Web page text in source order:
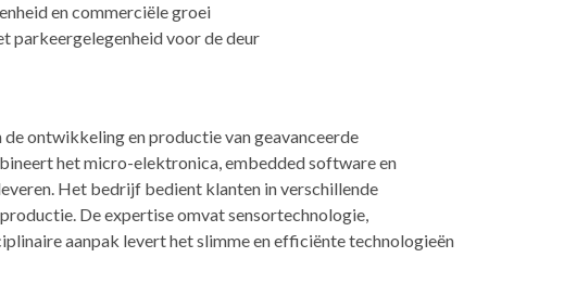
en commerciële groei
parkeergelegenheid voor de deur
ontwikkeling en productie van geavanceerde
het micro-elektronica, embedded software en
Het bedrijf bedient klanten in verschillende
De expertise omvat sensortechnologie,
aanpak levert het slimme en efficiënte technologieën